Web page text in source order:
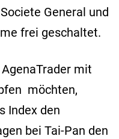
General und
frei geschaltet.
mit
möchten,
Index den
bei Tai-Pan den